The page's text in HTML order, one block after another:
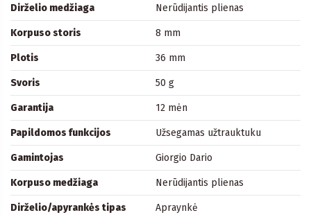
Dirželio medžiaga Nerūdijantis plienas
Korpuso storis 8 mm
Plotis 36 mm
Svoris 50 g
Garantija 12 mėn
Papildomos funkcijos Užsegamas užtrauktuku
Gamintojas Giorgio Dario
Korpuso medžiaga Nerūdijantis plienas
Dirželio/apyrankės tipas Apraynkė